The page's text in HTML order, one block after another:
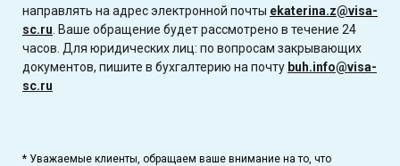
направлять на адрес электронной почты ekaterina.z@visa-
sc.ru . Ваше обращение будет рассмотрено в течение 24
часов. Для юридических лиц: по вопросам закрывающих
документов, пишите в бухгалтерию на почту buh.info@visa-
sc.ru
* Уважаемые клиенты, обращаем ваше внимание на то, что